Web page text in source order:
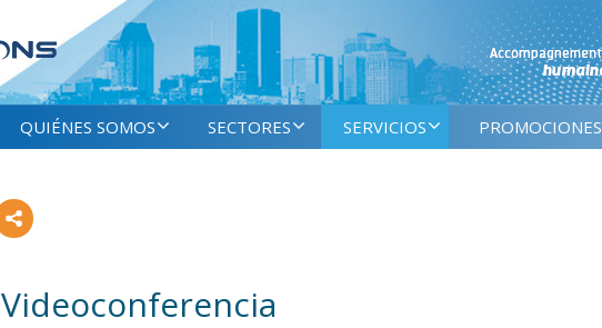
QUIÉNES SOMOS SECTORES SERVICIOS PROMOCIONES
Videoconferencia